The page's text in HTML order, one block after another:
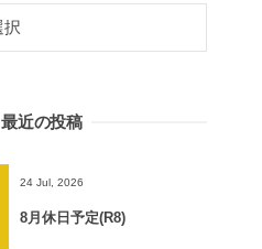
最近の投稿
24 Jul, 2026
8月休日予定(R8)